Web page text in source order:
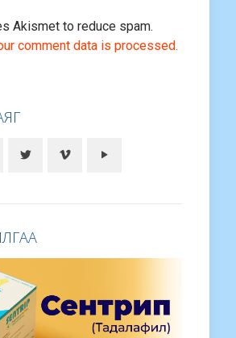
Akismet to reduce spam.
comment data is processed.